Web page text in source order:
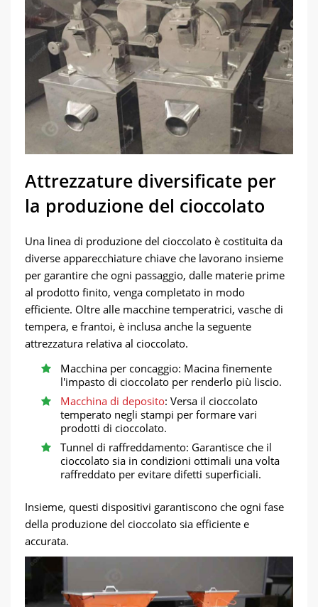
Attrezzature diversificate per
la produzione del cioccolato
Una linea di produzione del cioccolato è costituita da
diverse apparecchiature chiave che lavorano insieme
per garantire che ogni passaggio, dalle materie prime
al prodotto finito, venga completato in modo
efficiente. Oltre alle macchine temperatrici, vasche di
tempera, e frantoi, è inclusa anche la seguente
attrezzatura relativa al cioccolato.
Macchina per concaggio: Macina finemente
l'impasto di cioccolato per renderlo più liscio.
Macchina di deposito: Versa il cioccolato
temperato negli stampi per formare vari
prodotti di cioccolato.
Tunnel di raffreddamento: Garantisce che il
cioccolato sia in condizioni ottimali una volta
raffreddato per evitare difetti superficiali.
Insieme, questi dispositivi garantiscono che ogni fase
della produzione del cioccolato sia efficiente e
accurata.